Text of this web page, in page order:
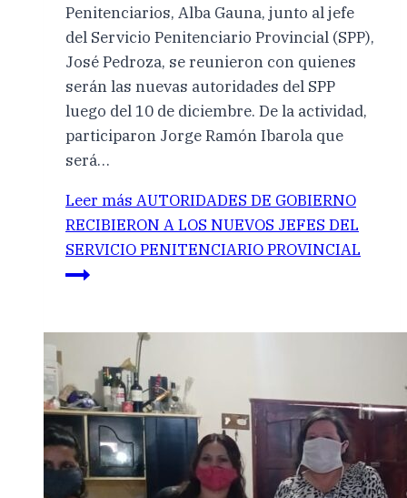
Penitenciarios, Alba Gauna, junto al jefe
del Servicio Penitenciario Provincial (SPP),
José Pedroza, se reunieron con quienes
serán las nuevas autoridades del SPP
luego del 10 de diciembre. De la actividad,
participaron Jorge Ramón Ibarola que
será…
Leer más AUTORIDADES DE GOBIERNO
RECIBIERON A LOS NUEVOS JEFES DEL
SERVICIO PENITENCIARIO PROVINCIAL